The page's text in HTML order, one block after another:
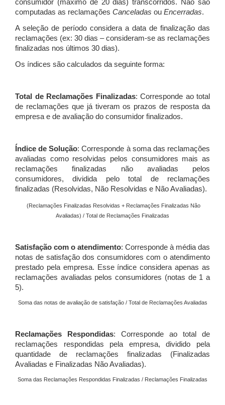
consumidor (máximo de 20 dias) transcorridos. Não são
computadas as reclamações Canceladas ou Encerradas.
A seleção de período considera a data de finalização das
reclamações (ex: 30 dias – consideram-se as reclamações
finalizadas nos últimos 30 dias).
Os índices são calculados da seguinte forma:
Total de Reclamações Finalizadas: Corresponde ao total
de reclamações que já tiveram os prazos de resposta da
empresa e de avaliação do consumidor finalizados.
Índice de Solução: Corresponde à soma das reclamações
avaliadas como resolvidas pelos consumidores mais as
reclamações finalizadas não avaliadas pelos
consumidores, dividida pelo total de reclamações
finalizadas (Resolvidas, Não Resolvidas e Não Avaliadas).
(Reclamações Finalizadas Resolvidas + Reclamações Finalizadas Não
Avaliadas) / Total de Reclamações Finalizadas
Satisfação com o atendimento: Corresponde à média das
notas de satisfação dos consumidores com o atendimento
prestado pela empresa. Esse índice considera apenas as
reclamações avaliadas pelos consumidores (notas de 1 a
5).
Soma das notas de avaliação de satisfação / Total de Reclamações Avaliadas
Reclamações Respondidas: Corresponde ao total de
reclamações respondidas pela empresa, dividido pela
quantidade de reclamações finalizadas (Finalizadas
Avaliadas e Finalizadas Não Avaliadas).
Soma das Reclamações Respondidas Finalizadas / Reclamações Finalizadas